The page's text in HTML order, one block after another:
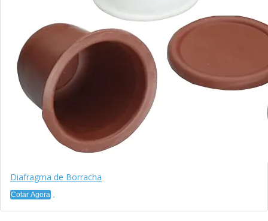
Diafragma de Borracha
Cotar Agora